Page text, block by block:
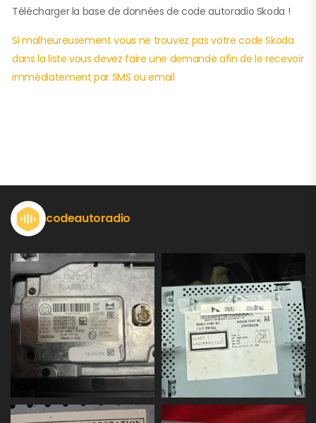
Télécharger la base de données de code autoradio Skoda !
Si malheureusement vous ne trouvez pas votre code Skoda
dans la liste vous devez faire une demande afin de le recevoir
immédiatement par SMS ou email
codeautoradio